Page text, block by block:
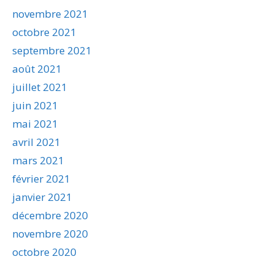
novembre 2021
octobre 2021
septembre 2021
août 2021
juillet 2021
juin 2021
mai 2021
avril 2021
mars 2021
février 2021
janvier 2021
décembre 2020
novembre 2020
octobre 2020